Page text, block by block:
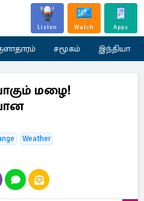
Listen Watch Apps
சமூகம் இந்தியா
மழை!
Weather